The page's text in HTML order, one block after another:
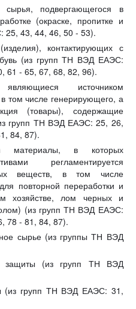
сырья, подвергающегося в
(окраске, пропитке и
25, 43, 44, 46, 50 - 53).
контактирующих с
(из групп ТН ВЭД ЕАЭС:
61 - 65, 67, 68, 82, 96).
источником
том числе генерирующего, а
(товары), содержащие
групп ТН ВЭД ЕАЭС: 25, 26,
84, 87).
материалы, в которых
регламентируется
веществ, в том числе
повторной переработки и
хозяйстве, лом черных и
(из групп ТН ВЭД ЕАЭС:
78 - 81, 84, 87).
сырье (из группы ТН ВЭД
защиты (из групп ТН ВЭД
(из групп ТН ВЭД ЕАЭС: 31,